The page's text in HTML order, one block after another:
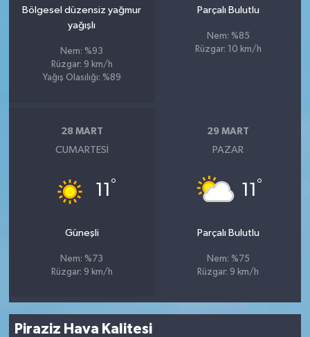
Bölgesel düzensiz yağmur
yağışlı
Nem: %93
Rüzgar: 9 km/h
Yağış Olasılığı: %89
Parçalı Bulutlu
Nem: %85
Rüzgar: 10 km/h
28 MART
CUMARTESI
11 °
Güneşli
Nem: %73
Rüzgar: 9 km/h
29 MART
PAZAR
11 °
Parçalı Bulutlu
Nem: %75
Rüzgar: 9 km/h
Piraziz Hava Kalitesi